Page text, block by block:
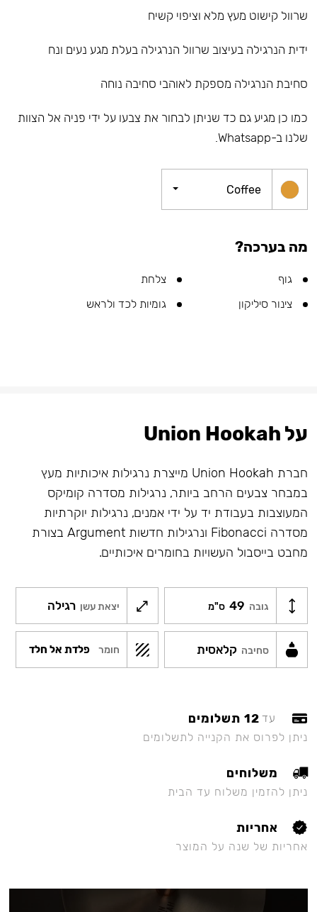
שרוול קישוט מעץ מלא וציפוי קשיח
ידית הנרגילה בעיצוב שרוול הנרגילה בעלת מגע נעים ונח
סחיבת הנרגילה מספקת לאוהבי סחיבה נוחה
כמו כן מגיע גם כד שניתן לבחור את צבעו על ידי פניה אל הצוות
שלנו ב-Whatsapp.
Coffee
מה בערכה?
גוף
צלחת
צינור סיליקון
גומיות לכד ולראש
על Union Hookah
חברת Union Hookah מייצרת נרגילות איכותיות מעץ
במבחר צבעים הרחב ביותר, נרגילות מסדרה קומיקס
המעוצבות בעבודת יד על ידי אמנים, נרגילות יוקרתיות
מסדרה Fibonacci ונרגילות חדשות Argument בצורת
מחבט בייסבול העשויות בחומרים איכותיים.
גובה 49 ס"מ יצאת עשן רגילה
סחיבה קלאסית חומר פלדת אל חלד
עד 12 תשלומים
ניתן לפרוס את הקנייה לתשלומים
משלוחים
ניתן להזמין משלוח עד הבית
אחריות
אחריות של שנה על המוצר